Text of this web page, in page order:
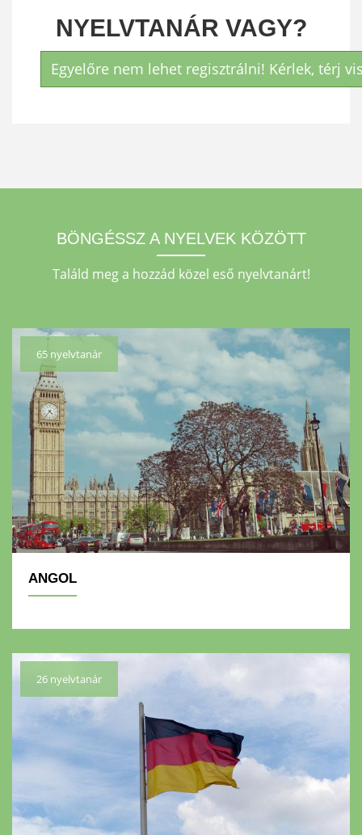
NYELVTANÁR VAGY?
Egyelőre nem lehet regisztrálni! Kérlek, térj
BÖNGÉSSZ A NYELVEK KÖZÖTT
Találd mega hozzád közel eső nyelvtanárt!
65 nyelvtanár
ANGOL
26 nyelvtanár